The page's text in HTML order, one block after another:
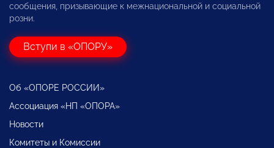
сообщения, призывающие к межнациональной и социальной
розни.
Вступи в «ОПОРУ»
Об «ОПОРЕ РОССИИ»
Ассоциация «НП «ОПОРА»
Новости
Комитеты и Комиссии